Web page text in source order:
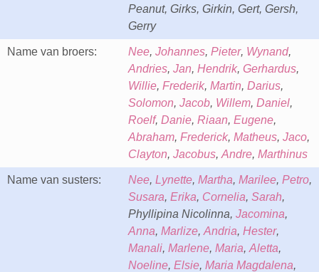
Peanut, Girks, Girkin, Gert, Gersh,
Gerry
Name van broers: Nee, Johannes, Pieter, Wynand,
Andries, Jan, Hendrik, Gerhardus,
Willie, Frederik, Martin, Darius,
Solomon, Jacob, Willem, Daniel,
Roelf, Danie, Riaan, Eugene,
Abraham, Frederick, Matheus, Jaco,
Clayton, Jacobus, Andre, Marthinus
Name van susters: Nee, Lynette, Martha, Marilee, Petro,
Susara, Erika, Cornelia, Sarah,
Phyllipina Nicolinna, Jacomina,
Anna, Marlize, Andria, Hester,
Manali, Marlene, Maria, Aletta,
Noeline, Elsie, Maria Magdalena,